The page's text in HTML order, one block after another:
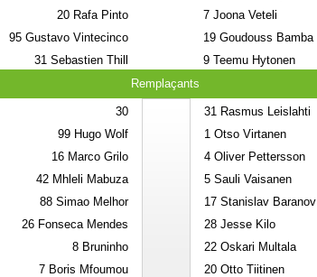
20Rafa Pinto
95Gustavo Vintecinco
31Sebastien Thill
7Joona Veteli
19Goudouss Bamba
9Teemu Hytonen
Remplaçants
30
99Hugo Wolf
16Marco Grilo
42Mhleli Mabuza
88Simao Melhor
26Fonseca Mendes
8Bruninho
7Boris Mfoumou
31Rasmus Leislahti
1Otso Virtanen
4Oliver Pettersson
5Sauli Vaisanen
17Stanislav Baranov
28Jesse Kilo
22Oskari Multala
20Otto Tiitinen